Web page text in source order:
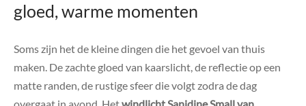
gloed, warme momenten
Soms zijn het de kleine dingen die het gevoel van thuis
maken. De zachte gloed van kaarslicht, de reflectie op een
matte randen, de rustige sfeer die volgt zodra de dag